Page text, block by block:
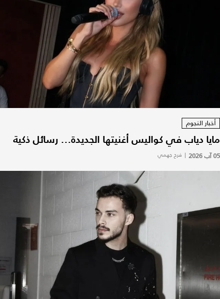
أخبار النجوم
مايا دياب في كواليس أغنيتها الجديدة... رسائل ذكية
05 آب 2026 | فرح جهمي